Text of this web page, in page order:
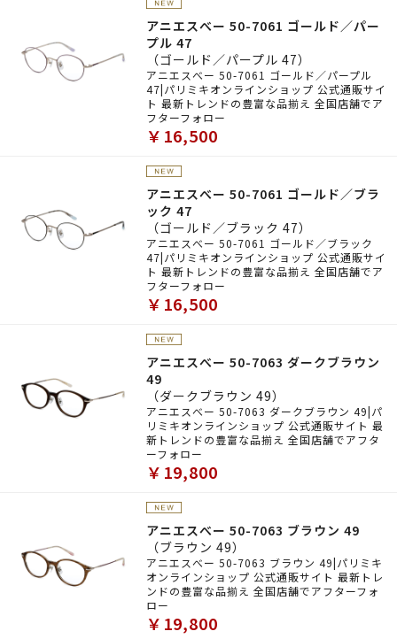
アニエスべー 50-7061 ゴールド／パー
プル 47
（ゴールド／パープル 47）
アニエスべー 50-7061 ゴールド／パープル
47|パリミキオンラインショップ 公式通販サイ
ト 最新トレンドの豊富な品揃え 全国店舗でア
フターフォロー
￥16,500
アニエスべー 50-7061 ゴールド／ブラ
ック 47
（ゴールド／ブラック 47）
アニエスべー 50-7061 ゴールド／ブラック
47|パリミキオンラインショップ 公式通販サイ
ト 最新トレンドの豊富な品揃え 全国店舗でア
フターフォロー
￥16,500
アニエスべー 50-7063 ダークブラウン
49
（ダークブラウン 49）
アニエスべー 50-7063 ダークブラウン 49|パ
リミキオンラインショップ 公式通販サイト 最
新トレンドの豊富な品揃え 全国店舗でアフタ
ーフォロー
￥19,800
アニエスべー 50-7063 ブラウン 49
（ブラウン 49）
アニエスべー 50-7063 ブラウン 49|パリミキ
オンラインショップ 公式通販サイト 最新トレ
ンドの豊富な品揃え 全国店舗でアフターフォ
ロー
￥19,800